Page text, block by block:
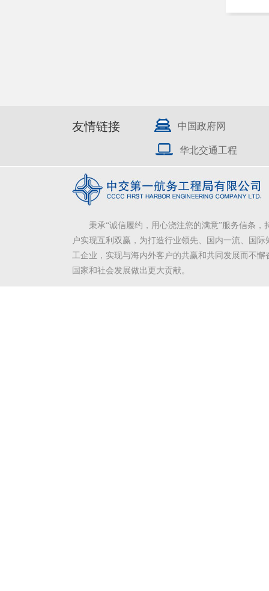
友情链接 中国政府网
华北交通工程
秉承“诚信履约，用心浇注您的满意”服务信条，
户实现互利双赢，为打造行业领先、国内一流、国际
工企业，实现与海内外客户的共赢和共同发展而不懈
国家和社会发展做出更大贡献。